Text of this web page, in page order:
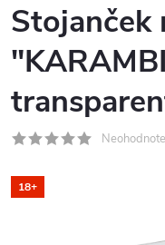
Stojanček
18+